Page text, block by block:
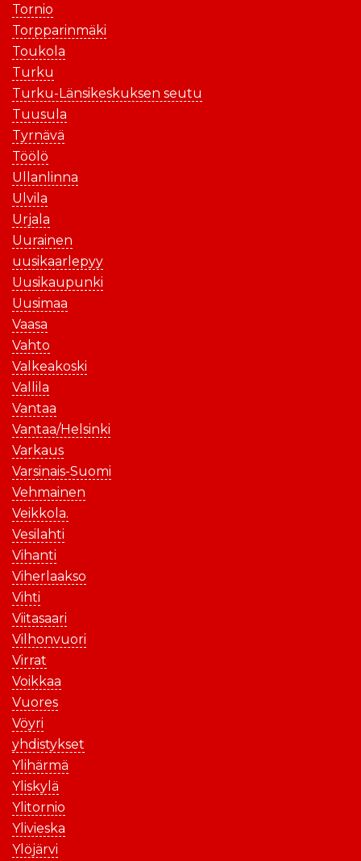
Tornio
Torpparinmäki
Toukola
Turku
Turku-Länsikeskuksen seutu
Tuusula
Tyrnävä
Töölö
Ullanlinna
Ulvila
Urjala
Uurainen
uusikaarlepyy
Uusikaupunki
Uusimaa
Vaasa
Vahto
Valkeakoski
Vallila
Vantaa
Vantaa/Helsinki
Varkaus
Varsinais-Suomi
Vehmainen
Veikkola.
Vesilahti
Vihanti
Viherlaakso
Vihti
Viitasaari
Vilhonvuori
Virrat
Voikkaa
Vuores
Vöyri
yhdistykset
Ylihärmä
Yliskylä
Ylitornio
Ylivieska
Ylöjärvi